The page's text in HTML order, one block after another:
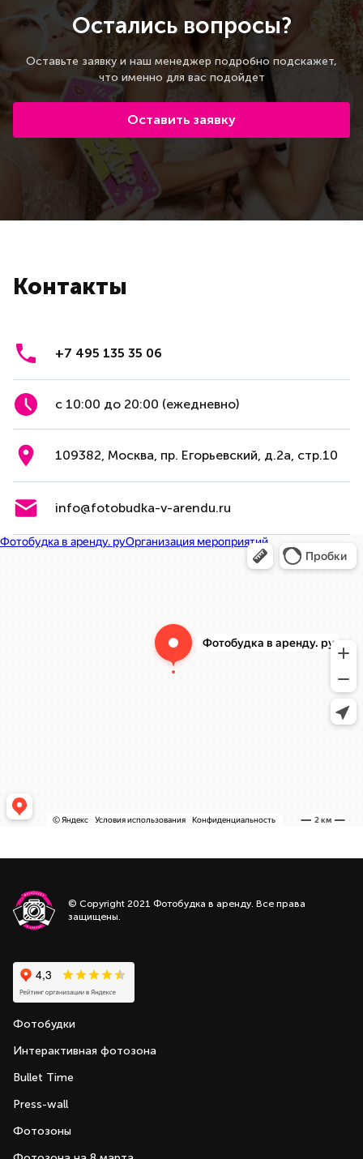
Остались вопросы?
Оставьте заявку и наш менеджер подробно подскажет,
что именно для вас подойдет
Оставить заявку
Контакты
+7 495 135 35 06
с 10:00 до 20:00 (ежедневно)
109382, Москва, пр. Егорьевский, д.2а, стр.10
info@fotobudka-v-arendu.ru
© Copyright 2021 Фотобудка в аренду. Все права
защищены.
Фотобудки
Интерактивная фотозона
Bullet Time
Press-wall
Фотозоны